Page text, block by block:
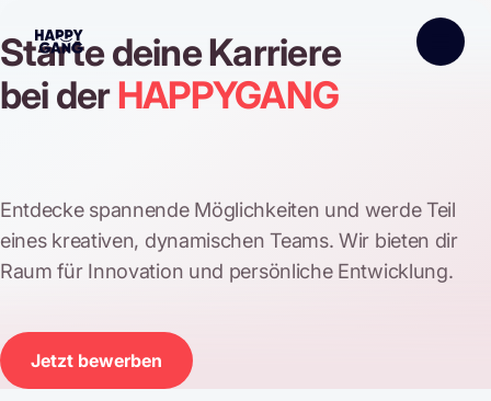
Starte deine Karriere
bei derHAPPYGANG
Entdecke spannende Möglichkeiten und werde Teil
eines kreativen, dynamischen Teams. Wir bieten dir
Raum für Innovation und persönliche Entwicklung.
Jetzt bewerben